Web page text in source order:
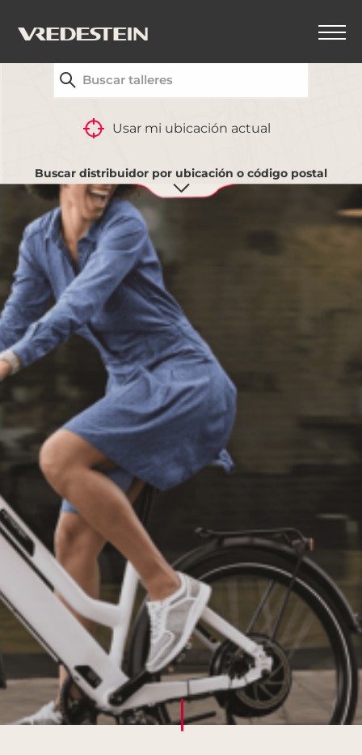
Usar mi ubicación actual
Buscar distribuidor por ubicación o código postal